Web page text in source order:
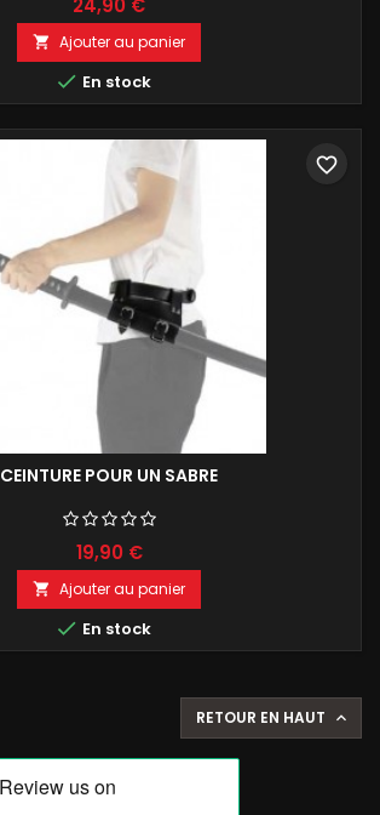
 Ajouter au panier
 En stock
CEINTURE POUR UN SABRE
19,90 €
 Ajouter au panier
 En stock
favorite_border
RETOUR EN HAUT 